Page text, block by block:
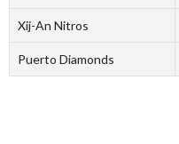
Xij-An Nitros
Puerto Diamonds